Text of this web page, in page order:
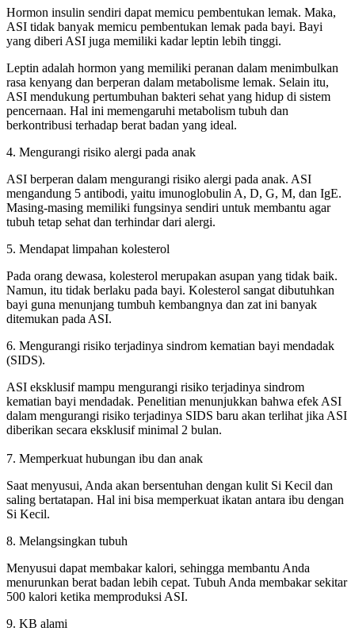
Hormon insulin sendiri dapat memicu pembentukan lemak. Maka,
ASI tidak banyak memicu pembentukan lemak pada bayi. Bayi
yang diberi ASI juga memiliki kadar leptin lebih tinggi.
Leptin adalah hormon yang memiliki peranan dalam menimbulkan
rasa kenyang dan berperan dalam metabolisme lemak. Selain itu,
ASI mendukung pertumbuhan bakteri sehat yang hidup di sistem
pencernaan. Hal ini memengaruhi metabolism tubuh dan
berkontribusi terhadap berat badan yang ideal.
4. Mengurangi risiko alergi pada anak
ASI berperan dalam mengurangi risiko alergi pada anak. ASI
mengandung 5 antibodi, yaitu imunoglobulin A, D, G, M, dan IgE.
Masing-masing memiliki fungsinya sendiri untuk membantu agar
tubuh tetap sehat dan terhindar dari alergi.
5. Mendapat limpahan kolesterol
Pada orang dewasa, kolesterol merupakan asupan yang tidak baik.
Namun, itu tidak berlaku pada bayi. Kolesterol sangat dibutuhkan
bayi guna menunjang tumbuh kembangnya dan zat ini banyak
ditemukan pada ASI.
6. Mengurangi risiko terjadinya sindrom kematian bayi mendadak
(SIDS).
ASI eksklusif mampu mengurangi risiko terjadinya sindrom
kematian bayi mendadak. Penelitian menunjukkan bahwa efek ASI
dalam mengurangi risiko terjadinya SIDS baru akan terlihat jika ASI
diberikan secara eksklusif minimal 2 bulan.
7. Memperkuat hubungan ibu dan anak
Saat menyusui, Anda akan bersentuhan dengan kulit Si Kecil dan
saling bertatapan. Hal ini bisa memperkuat ikatan antara ibu dengan
Si Kecil.
8. Melangsingkan tubuh
Menyusui dapat membakar kalori, sehingga membantu Anda
menurunkan berat badan lebih cepat. Tubuh Anda membakar sekitar
500 kalori ketika memproduksi ASI.
9. KB alami